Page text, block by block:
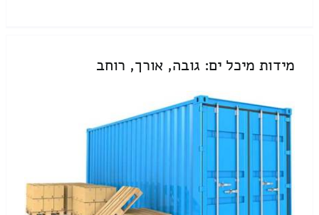
מידות מיכל ים: גובה, אורך, רוחב